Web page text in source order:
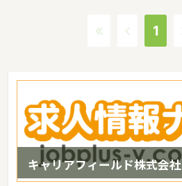
1
キャリアフィールド株式会社